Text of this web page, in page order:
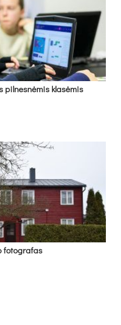
pil­nes­nė­mis kla­sė­mis
fo­tog­ra­fas